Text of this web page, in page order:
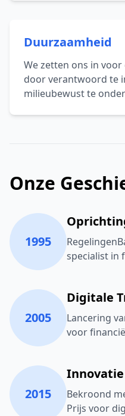
Duurzaamheid
We zetten ons in
door verantwoord te
milieubewust te
Onze
1995
specialist in
2005
Digitale
Lancering
voor
2015
Bekroond
Prijs voor